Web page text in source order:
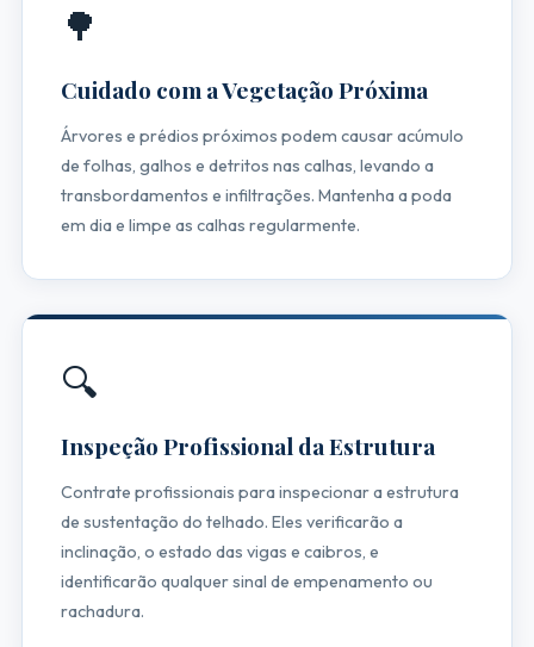
🌳
Cuidado com a Vegetação Próxima
Árvores e prédios próximos podem causar acúmulo
de folhas, galhos e detritos nas calhas, levando a
transbordamentos e infiltrações. Mantenha a poda
em dia e limpe as calhas regularmente.
🔍
Inspeção Profissional da Estrutura
Contrate profissionais para inspecionar a estrutura
de sustentação do telhado. Eles verificarão a
inclinação, o estado das vigas e caibros, e
identificarão qualquer sinal de empenamento ou
rachadura.